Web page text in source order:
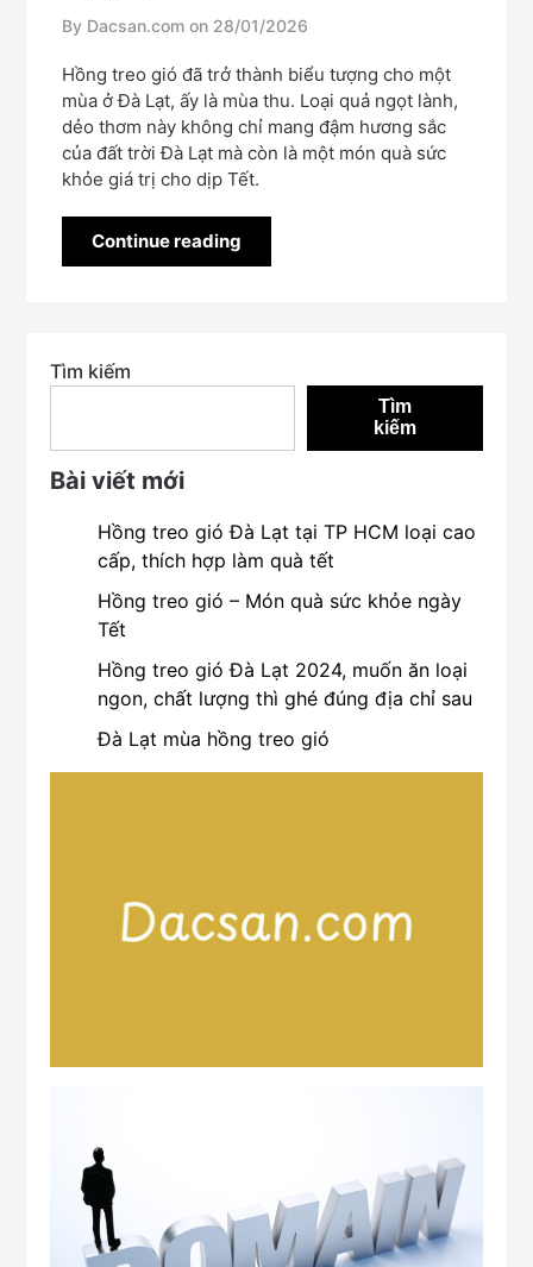
By Dacsan.com on 28/01/2026
Hồng treo gió đã trở thành biểu tượng cho một
mùa ở Đà Lạt, ấy là mùa thu. Loại quả ngọt lành,
dẻo thơm này không chỉ mang đậm hương sắc
của đất trời Đà Lạt mà còn là một món quà sức
khỏe giá trị cho dịp Tết.
Continue reading
Tìm kiếm
Tìm
kiếm
Bài viết mới
Hồng treo gió Đà Lạt tại TP HCM loại cao
cấp, thích hợp làm quà tết
Hồng treo gió – Món quà sức khỏe ngày
Tết
Hồng treo gió Đà Lạt 2024, muốn ăn loại
ngon, chất lượng thì ghé đúng địa chỉ sau
Đà Lạt mùa hồng treo gió